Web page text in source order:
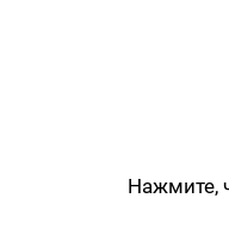
Нажмите,